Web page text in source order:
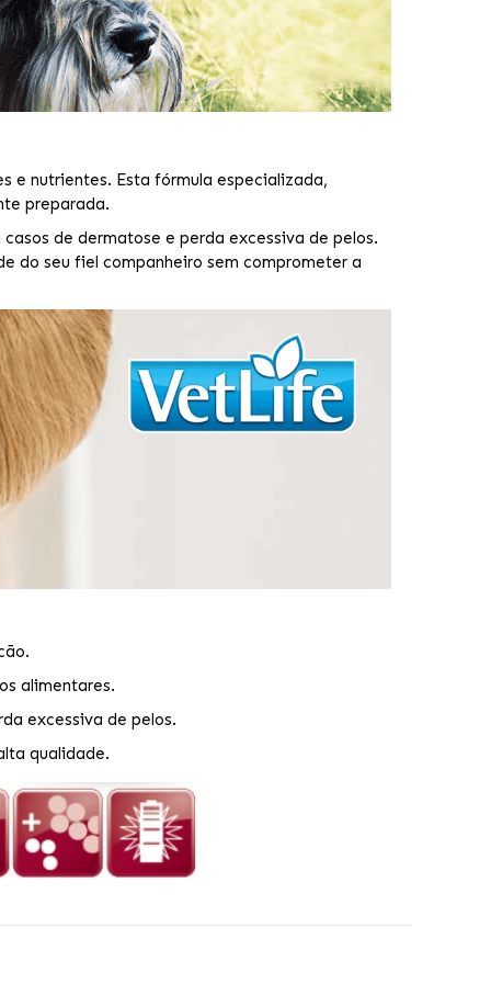
e nutrientes. Esta fórmula especializada,
preparada.
de dermatose e perda excessiva de pelos.
do seu fiel companheiro sem comprometer a
alimentares.
excessiva de pelos.
qualidade.